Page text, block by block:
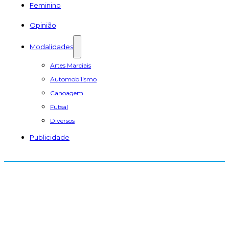
Feminino
Opinião
Modalidades
Artes Marciais
Automobilismo
Canoagem
Futsal
Diversos
Publicidade